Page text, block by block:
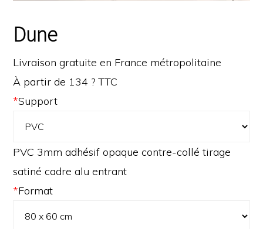
Dune
Livraison gratuite en France métropolitaine
À partir de 134 ? TTC
*Support
PVC 3mm adhésif opaque contre-collé tirage
satiné cadre alu entrant
*Format